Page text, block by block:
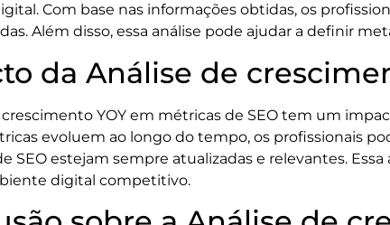
Com base nas informações obtidas, os
Além disso, essa análise pode ajudar a definir
da Análise de
crescimento YOY em métricas de SEO tem um
evoluem ao longo do tempo, os profissionais
SEO estejam sempre atualizadas e relevantes.
digital competitivo.